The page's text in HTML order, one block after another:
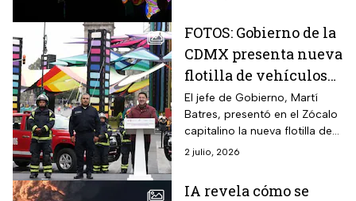
FOTOS: Gobierno de la
CDMX presenta nueva
flotilla de vehículos
de los Bomberos
El jefe de Gobierno, Martí
Batres, presentó en el Zócalo
capitalino la nueva flotilla de
vehículos oficiales del Heróico
2 julio, 2026
IA revela cómo se